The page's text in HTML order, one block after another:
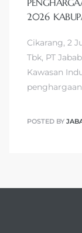
2026
Cikarang, 2
Tbk, PT
Kawasan
POSTED BY